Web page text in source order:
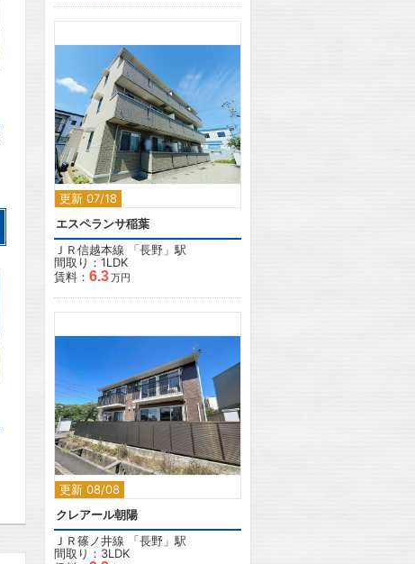
更新 07/18
2
エスペランサ稲葉
ＪＲ信越本線 「長野 」駅
間取り：1LDK
賃料： 6.3万円
更新 08/08
2
クレアール朝陽
ＪＲ篠ノ井線 「長野 」駅
間取り：3LDK